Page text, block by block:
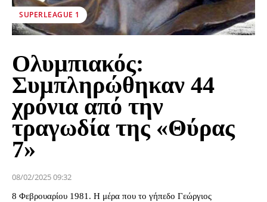
SUPERLEAGUE 1
Ολυμπιακός:
Συμπληρώθηκαν 44
χρόνια από την
τραγωδία της «Θύρας
7»
08/02/2025 09:32
8 Φεβρουαρίου 1981. H μέρα που το γήπεδο Γεώργιος